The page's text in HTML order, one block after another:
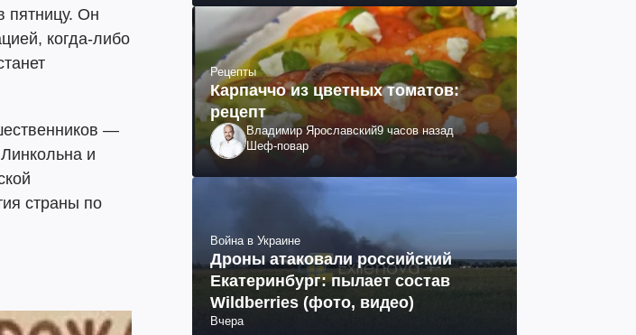
пятницу. Он
когда-либо
—
и
страны по
Рецепты
Карпаччо из цветных томатов:
рецепт
Владимир Ярославский9 часов назад
Шеф-повар
Война в Украине
Дроны атаковали российский
Екатеринбург: пылает состав
Wildberries (фото, видео)
Вчера